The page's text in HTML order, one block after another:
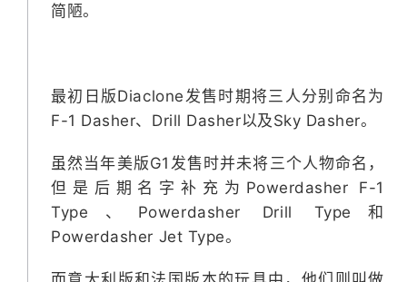
简陋。
最初日版Diaclone发售时期将三人分别命名为
F-1 Dasher、Drill Dasher以及Sky Dasher。
虽然当年美版G1发售时并未将三个人物命名，
但是后期名字补充为Powerdasher F-1
Type、Powerdasher Drill Type和
Powerdasher Jet Type。